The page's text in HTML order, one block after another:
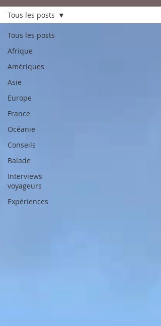
Tous les posts
Afrique
Amériques
Asie
Europe
France
Océanie
Conseils
Balade
Interviews
voyageurs
Expériences
Tous les posts